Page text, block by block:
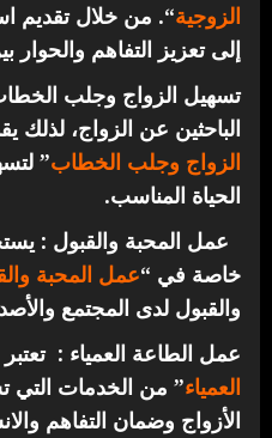
الزوجية“. من خلال تقديم
إلى تعزيز التفاهم والحوار
تسهيل الزواج وجلب
الباحثين عن الزواج، لذلك
الزواج وجلب الخطاب”
الحياة المناسب.
عمل المحبة والقبول :
خاصة في “عمل المحبة
والقبول لدى المجتمع
عمل الطاعة العمياء :
العمياء” من الخدمات التي
الأزواج وضمان التفاهم